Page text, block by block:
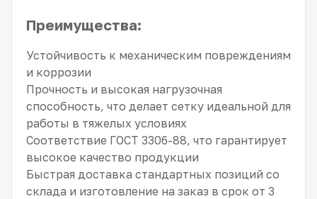
Преимущества:
Устойчивость к механическим повреждениям
и коррозии
Прочность и высокая нагрузочная
способность, что делает сетку идеальной для
работы в тяжелых условиях
Соответствие ГОСТ 3306-88, что гарантирует
высокое качество продукции
Быстрая доставка стандартных позиций со
склада и изготовление на заказ в срок от 3